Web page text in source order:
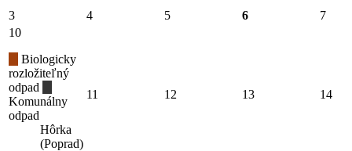
3 4 5 6
7
10
Biologicky
rozložiteľný
odpad
Komunálny
odpad
Hôrka
(Poprad)
11 12 13 14